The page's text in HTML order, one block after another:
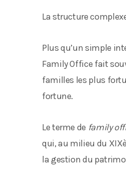
La structure
Plus qu’un simple
Family Office fait
familles les plus
fortune.
Le terme de family
qui, au milieu du
la gestion du